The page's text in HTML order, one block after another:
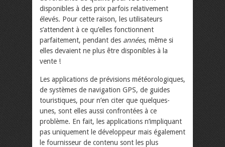
disponibles à des prix parfois relativement
élevés. Pour cette raison, les utilisateurs
s’attendent à ce qu’elles fonctionnent
parfaitement, pendant des années, même si
elles devaient ne plus être disponibles à la
vente !
Les applications de prévisions météorologiques,
de systèmes de navigation GPS, de guides
touristiques, pour n’en citer que quelques-
unes, sont elles aussi confrontées à ce
problème. En fait, les applications n’impliquant
pas uniquement le développeur mais également
le fournisseur de contenu sont les plus